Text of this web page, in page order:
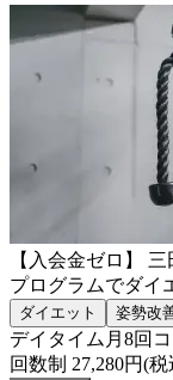
【入会金ゼロ】
プログラムでダイ
ダイエット 姿勢改
デイタイム月8回
回数制 27,280円(税